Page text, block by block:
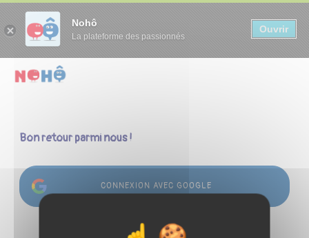
Nohô
La plateforme des passionnés
Ouvrir
Bon retour parmi nous !
CONNEXION AVEC GOOGLE
ou
Panneau de gestion des cookies